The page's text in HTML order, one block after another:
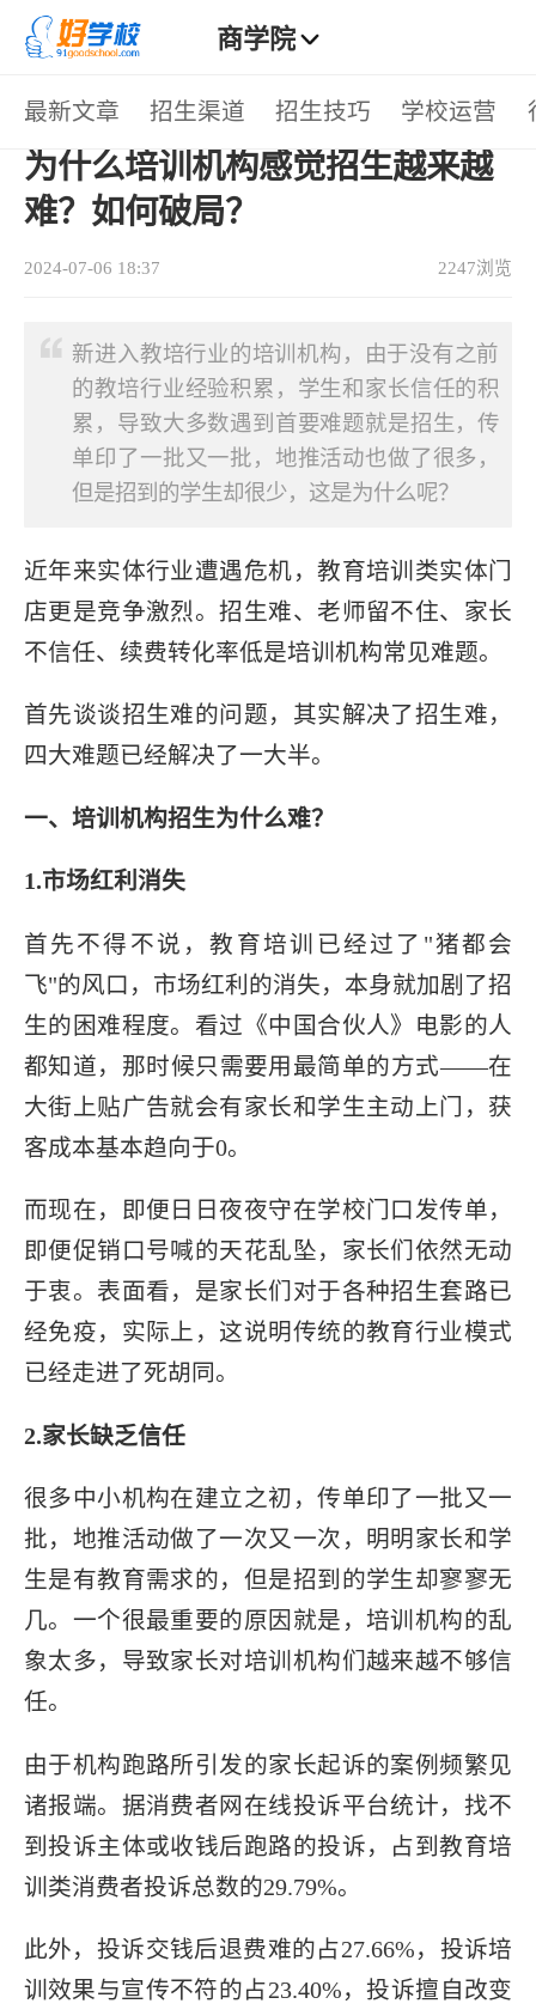
商学院
热门栏目
招生渠道 招生技巧 学校运营 行业动态
招生方案 招生途径 教育资讯 教育趋势
疫情招生 教育政策 招生文案 招生话术
招生活动 朋友圈招生 疫情复课 暑假招生
最新文章 招生渠道 招生技巧 学校运营
首页>招生技巧 > 正文
为什么培训机构感觉招生越来越
难？如何破局？
2024-07-06 18:37 2247浏览
新进入教培行业的培训机构，由于没有之前
的教培行业经验积累，学生和家长信任的积
累，导致大多数遇到首要难题就是招生，传
单印了一批又一批，地推活动也做了很多，
但是招到的学生却很少，这是为什么呢？
近年来实体行业遭遇危机，教育培训类实体门
店更是竞争激烈。招生难、老师留不住、家长
不信任、续费转化率低是培训机构常见难题。
首先谈谈招生难的问题，其实解决了招生难，
四大难题已经解决了一大半。
一、培训机构招生为什么难？
1.市场红利消失
首先不得不说，教育培训已经过了"猪都会
飞"的风口，市场红利的消失，本身就加剧了招
生的困难程度。看过《中国合伙人》电影的人
都知道，那时候只需要用最简单的方式——在
大街上贴广告就会有家长和学生主动上门，获
客成本基本趋向于0。
而现在，即便日日夜夜守在学校门口发传单，
即便促销口号喊的天花乱坠，家长们依然无动
于衷。表面看，是家长们对于各种招生套路已
经免疫，实际上，这说明传统的教育行业模式
已经走进了死胡同。
2.家长缺乏信任
很多中小机构在建立之初，传单印了一批又一
批，地推活动做了一次又一次，明明家长和学
生是有教育需求的，但是招到的学生却寥寥无
几。一个很最重要的原因就是，培训机构的乱
象太多，导致家长对培训机构们越来越不够信
任。
由于机构跑路所引发的家长起诉的案例频繁见
诸报端。据消费者网在线投诉平台统计，找不
到投诉主体或收钱后跑路的投诉，占到教育培
训类消费者投诉总数的29.79%。
此外，投诉交钱后退费难的占27.66%，投诉培
训效果与宣传不符的占23.40%，投诉擅自改变